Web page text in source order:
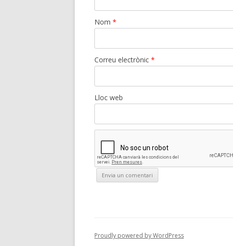
Nom *
Correu electrònic *
Lloc web
Proudly powered by WordPress